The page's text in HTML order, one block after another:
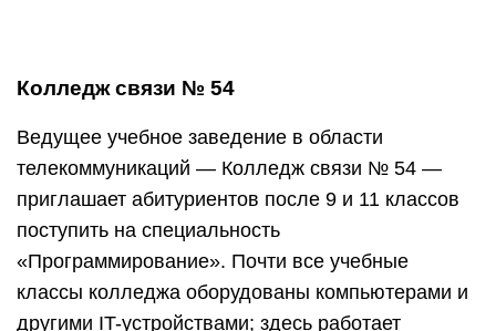
Колледж связи № 54
Ведущее учебное заведение в области
телекоммуникаций — Колледж связи № 54 —
приглашает абитуриентов после 9 и 11 классов
поступить на специальность
«Программирование». Почти все учебные
классы колледжа оборудованы компьютерами и
другими IT-устройствами; здесь работает